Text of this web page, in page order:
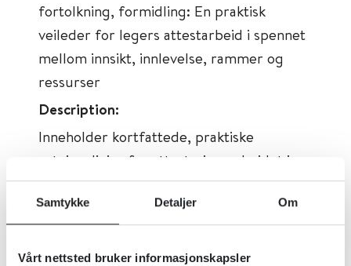
Samtykke Detaljer Om
Vårt nettsted bruker informasjonskapsler
fortolkning, formidling: En praktisk
veileder for legers attestarbeid i spennet
mellom innsikt, innlevelse, rammer og
ressurser
Description:
Inneholder kortfattede, praktiske
retningslinjer for attestasjonsarbeidet i
klinisk praksis, slik det møtes i en leges
hverdag.
Tema: Allmennmedisin